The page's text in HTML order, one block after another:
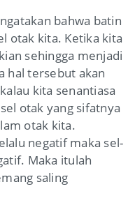
bahwa batin
otak kita. Ketika kita
sehingga menjadi
hal tersebut akan
kita senantiasa
otak yang sifatnya
otak kita.
negatif maka sel-
Maka itulah
saling